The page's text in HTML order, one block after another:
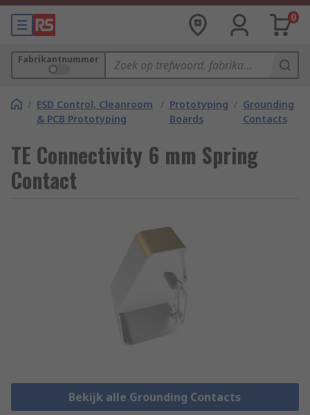
0
Fabrikantnummer
/ ESD Control, Cleanroom
& PCB Prototyping
/ Prototyping
Boards
/ Grounding
Contacts
TE Connectivity 6 mm Spring
Contact
Bekijk alle Grounding Contacts